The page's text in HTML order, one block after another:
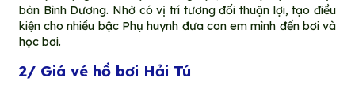
bàn Bình Dương. Nhờ có vị trí tương đối thuận lợi, tạo điều
kiện cho nhiều bậc Phụ huynh đưa con em mình đến bơi và
học bơi.
2/ Giá vé hồ bơi Hải Tú